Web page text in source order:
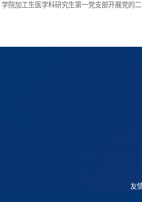
学院​加工生医学科研究生第一党支部开展党的
友